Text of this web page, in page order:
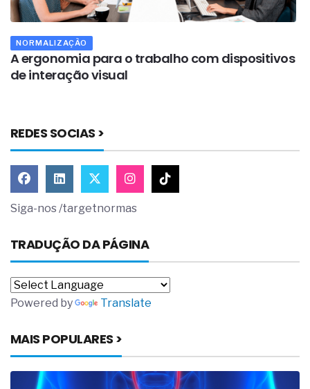
NORMALIZAÇÃO
A ergonomia para o trabalho com dispositivos
de interação visual
REDES SOCIAS >
Siga-nos /targetnormas
TRADUÇÃO DA PÁGINA
Powered by Translate
MAIS POPULARES >